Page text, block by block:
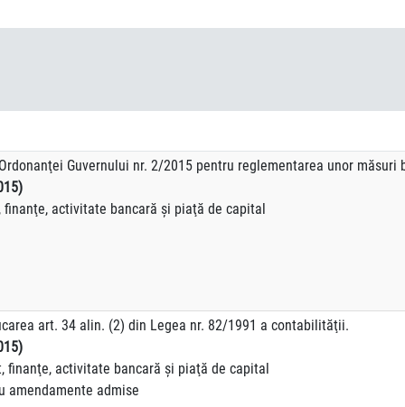
Guvernului nr. 2/2015 pentru reglementarea unor măsuri
activitate bancară şi piaţă de capital
art. 34 alin. (2) din Legea nr. 82/1991 a contabilităţii.
finanţe, activitate bancară şi piaţă de capital
admise